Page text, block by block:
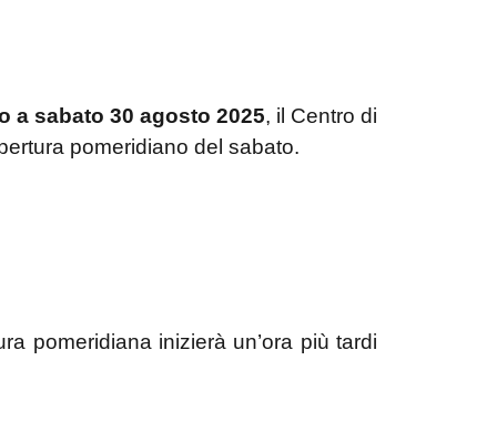
a sabato 30 agosto 2025, il Centro di
pomeridiano del sabato.
pomeridiana inizierà un’ora più tardi